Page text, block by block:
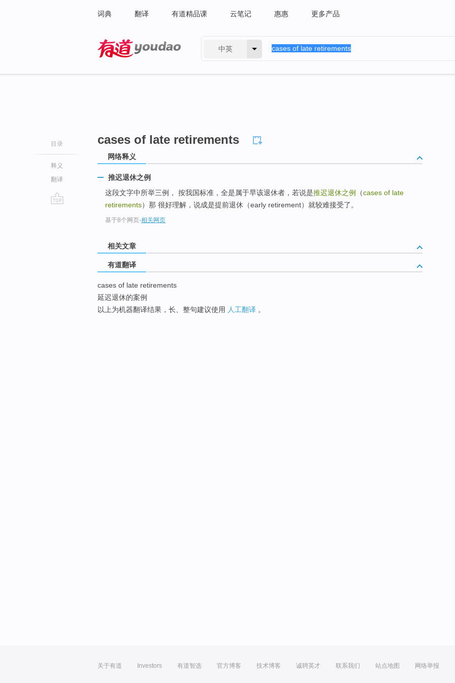
词典 翻译 有道精品课 云笔记 惠惠 更多产品
中英
目录
释义
翻译
cases of late retirements
网络释义
推迟退休之例
这段文字中所举三例， 按我国标准，全是属于早该退休者，若说是推迟退休之例 （cases of late
retirements）那 很好理解，说成是提前退休（early retirement）就较难接受了。
基于8个网页-相关网页
相关文章
有道翻译
cases of late retirements
延迟退休的案例
以上为机器翻译结果，长、整句建议使用 人工翻译 。
关于有道 Investors 有道智选 官方博客 技术博客 诚聘英才 联系我们 站点地图 网络举报